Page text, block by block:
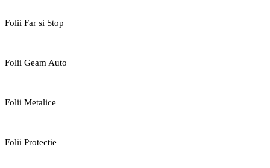
Folii Far si Stop
Folii Geam Auto
Folii Metalice
Folii Protectie